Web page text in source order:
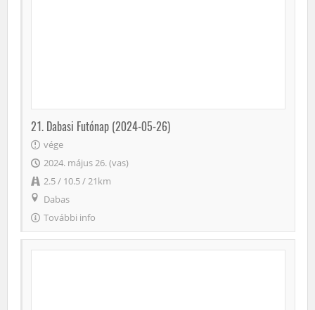
21. Dabasi Futónap (2024-05-26)
vége
2024. május 26. (vas)
2.5 / 10.5 / 21km
Dabas
További info